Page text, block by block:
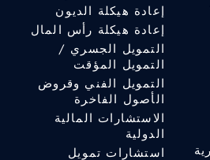
إعادة هيكلة الديون
إعادة هيكلة رأس المال
التمويل الجسري /
التمويل المؤقت
التمويل الفني وقروض
الأصول الفاخرة
الاستشارات المالية
الدولية
استشارات تمويل